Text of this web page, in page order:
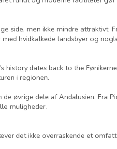
side, men ikke mindre attraktivt.
hvidkalkede landsbyer og
history dates back to the
i regionen.
øvrige dele af Andalusien.
muligheder.
det ikke overraskende et